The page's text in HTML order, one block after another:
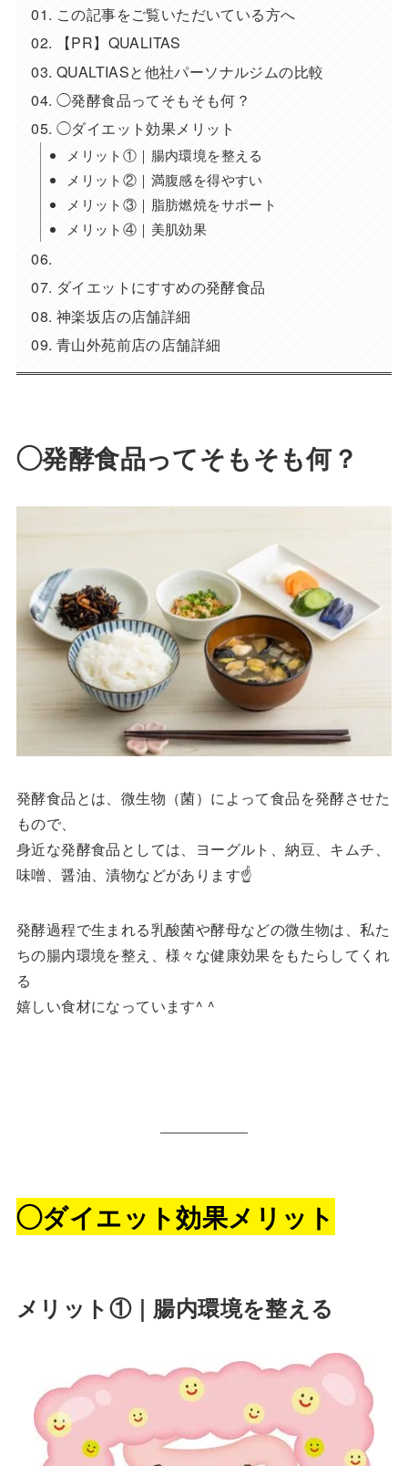
この記事をご覧いただいている方へ
【PR】QUALITAS
QUALTIASと他社パーソナルジムの比較
◯発酵食品ってそもそも何？
◯ダイエット効果メリット
メリット①｜腸内環境を整える
メリット②｜満腹感を得やすい
メリット③｜脂肪燃焼をサポート
メリット④｜美肌効果
ダイエットにすすめの発酵食品
神楽坂店の店舗詳細
青山外苑前店の店舗詳細
◯発酵食品ってそもそも何？
発酵食品とは、微生物（菌）によって食品を発酵させた
もので、
身近な発酵食品としては、ヨーグルト、納豆、キムチ、
味噌、醤油、漬物などがあります☝️
発酵過程で生まれる乳酸菌や酵母などの微生物は、私た
ちの腸内環境を整え、様々な健康効果をもたらしてくれ
る
嬉しい食材になっています^ ^
◯ダイエット効果メリット
メリット①｜腸内環境を整える